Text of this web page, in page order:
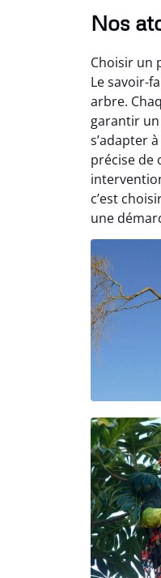
Nos
Choisir un
Le savoir-
arbre.
garantir
s’adapter
précise de
c’est
une